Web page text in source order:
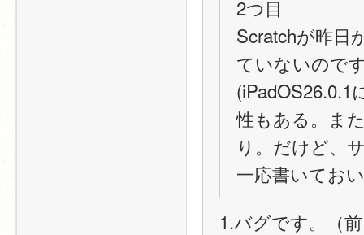
2つ目
Scratchが昨日
ていないので
性もある。ま
り。だけど、
一応書いてお
1.バグです。（